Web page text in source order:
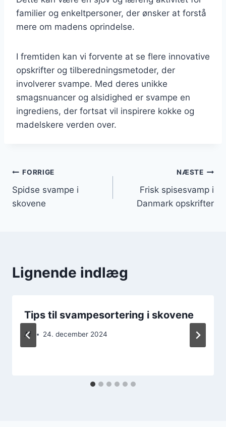
familier og enkeltpersoner, der ønsker at forstå
mere om madens oprindelse.
I fremtiden kan vi forvente at se flere innovative
opskrifter og tilberedningsmetoder, der
involverer svampe. Med deres unikke
smagsnuancer og alsidighed er svampe en
ingrediens, der fortsat vil inspirere kokke og
madelskere verden over.
Indlægsnavigation
FORRIGE
Spidse svampe i
skovene
NÆSTE
Frisk spisesvamp i
Danmark opskrifter
Lignende indlæg
Tips til svampesortering i skovene
Af 24. december 2024